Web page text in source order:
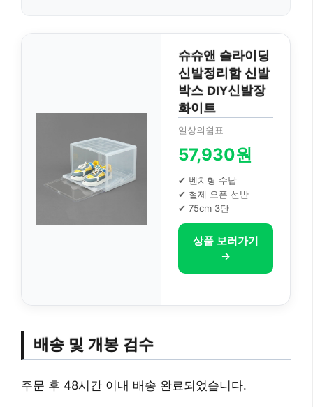
슈슈앤 슬라이딩
신발정리함 신발
박스 DIY신발장
화이트
일상의쉼표
57,930원
✔ 벤치형 수납
✔ 철제 오픈 선반
✔ 75cm 3단
상품 보러가기
→
배송 및 개봉 검수
주문 후 48시간 이내 배송 완료되었습니다.